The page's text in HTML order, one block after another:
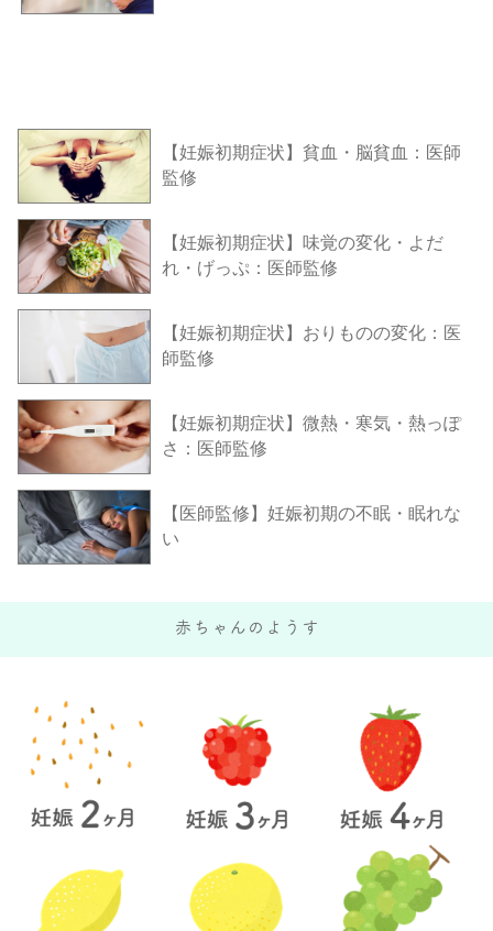
【妊娠初期症状】貧血・脳貧血：医師
監修
【妊娠初期症状】味覚の変化・よだ
れ・げっぷ：医師監修
【妊娠初期症状】おりものの変化：医
師監修
【妊娠初期症状】微熱・寒気・熱っぽ
さ：医師監修
【医師監修】妊娠初期の不眠・眠れな
い